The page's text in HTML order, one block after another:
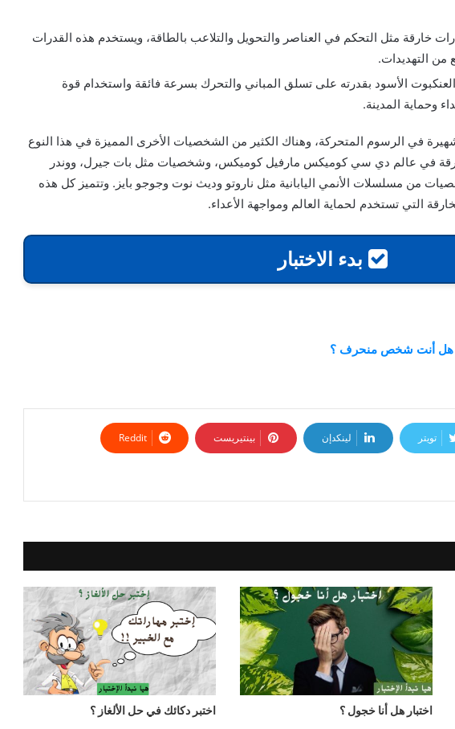
خارقة مثل التحكم في العناصر والتحويل والتلاعب بالطاقة، ويستخدم هذه القدرات
من التهديدات.
الأسود بقدرته على تسلق المباني والتحرك بسرعة فائقة واستخدام قوة
وحماية المدينة.
في الرسوم المتحركة، وهناك الكثير من الشخصيات الأخرى المميزة في هذا النوع
في عالم دي سي كوميكس مارفيل كوميكس، وشخصيات مثل بات جيرل، ووندر
من مسلسلات الأنمي اليابانية مثل ناروتو وديث نوت وجوجو بايز. وتتميز كل هذه
التي تستخدم لحماية العالم ومواجهة الأعداء.
بدء الاختبار
هل أنت شخص منحرف ؟
تويتر لينكدإن بينتيريست
اختبار هل أنا خجول ؟ اختبر دكائك في حل الألغاز ؟
لديك ؟
هديتك
في
رأس
السنة
الجديدة،
؟